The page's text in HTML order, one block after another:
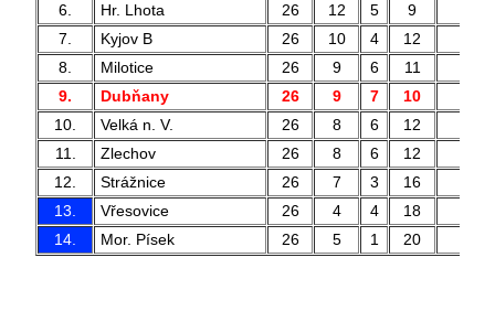
6.
Hr. Lhota 26 12 5 9
7.
Kyjov B 26 10 4 12
8.
Milotice 26 9 6 11
9.
Dubňany 26 9 7 10
10.
Velká n. V. 26 8 6 12
11.
Zlechov 26 8 6 12
12.
Strážnice 26 7 3 16
13.
Vřesovice 26 4 4 18
14.
Mor. Písek 26 5 1 20